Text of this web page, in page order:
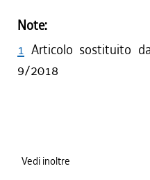
Note:
1 Articolo sostituito
9/2018
Vedi inoltre